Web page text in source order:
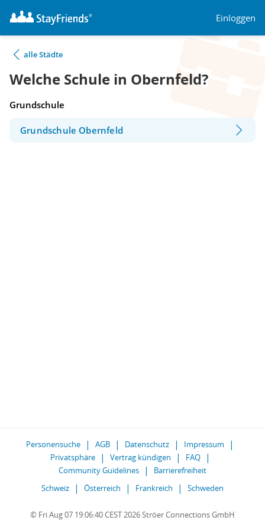
Einloggen
alle Städte
Welche Schule in Obernfeld?
Grundschule
Grundschule Obernfeld
Personensuche AGB Datenschutz
Impressum
Privatsphäre
Vertrag kündigen
FAQ
Community Guidelines
Barrierefreiheit
Schweiz
Österreich Frankreich Schweden
© Fri Aug 07 19:06:40 CEST 2026 Ströer Connections GmbH